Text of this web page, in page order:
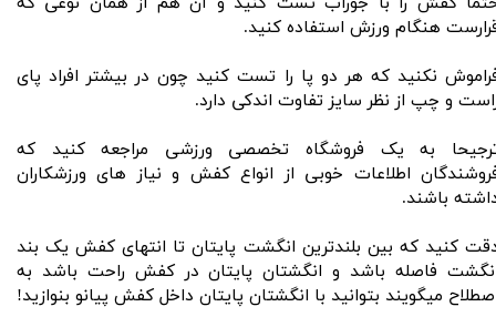
هنگام ورزش استفاده کنید.
نکنید که هر دو پا را تست کنید چون در بیشتر افراد پای
و چپ از نظر سایز تفاوت اندکی‌ دارد.
به یک فروشگاه تخصصی ورزشی مراجعه کنید که
اطلاعات خوبی از انواع کفش و نیاز های ورزشکاران
باشند.
کنید که بین بلندترین انگشت پایتان تا انتهای کفش یک بند
فاصله باشد و انگشتان پایتان در کفش راحت باشد به
میگویند بتوانید با انگشتان پایتان داخل کفش پیانو بنوازید!